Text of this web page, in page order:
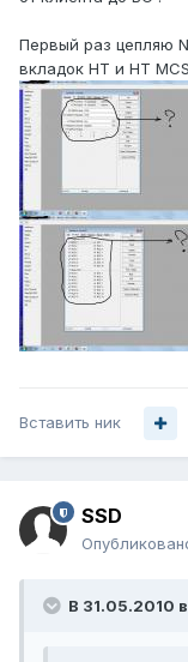
Первый раз цепляю
вкладок HT и HT
Вставить ник
SSD
В 31.05.2010